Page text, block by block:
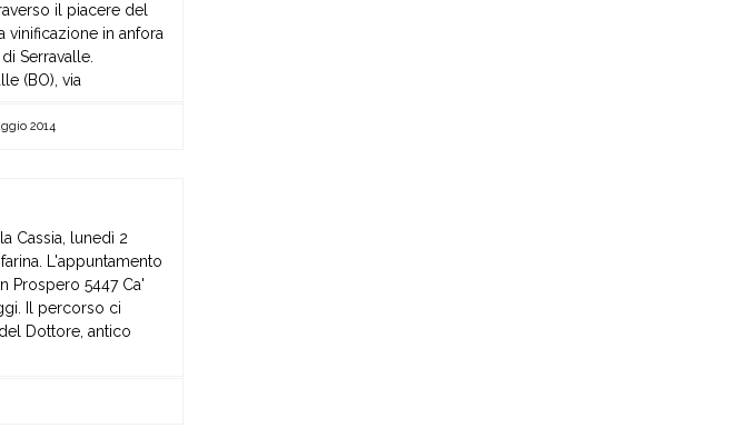
il piacere del
vinificazione in anfora
Serravalle.
(BO), via
2014
Cassia, lunedì 2
L'appuntamento
Prospero 5447 Ca'
Il percorso ci
Dottore, antico